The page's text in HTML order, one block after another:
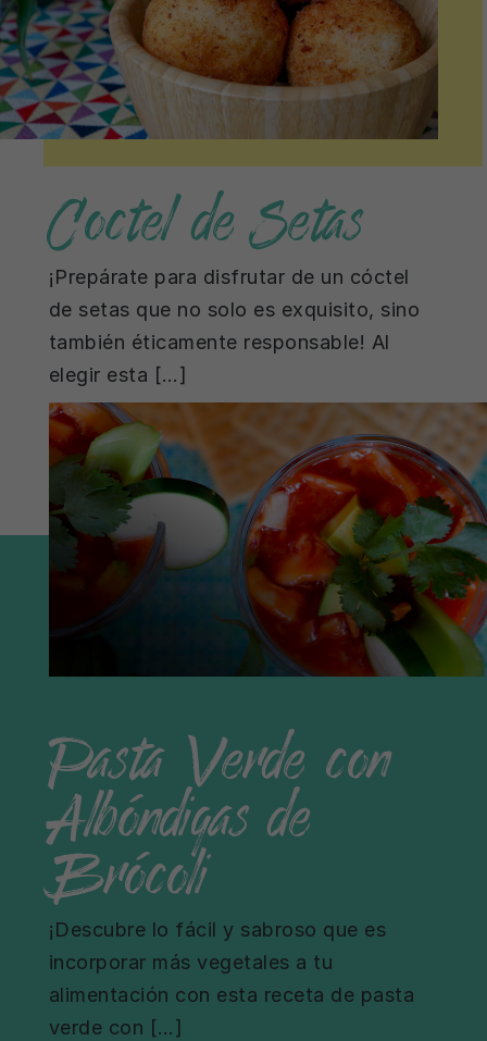
Coctel de Setas
¡Prepárate para disfrutar de un cóctel
de setas que no solo es exquisito, sino
también éticamente responsable! Al
elegir esta […]
Pasta Verde con
Albóndigas de
Brócoli
¡Descubre lo fácil y sabroso que es
incorporar más vegetales a tu
alimentación con esta receta de pasta
verde con […]